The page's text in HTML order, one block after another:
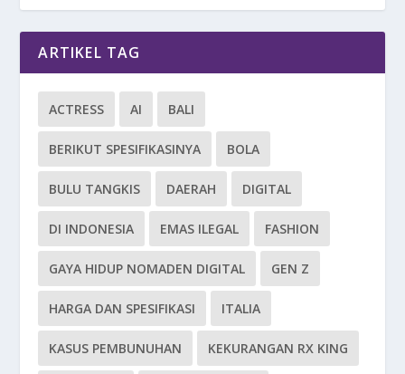
ARTIKEL TAG
ACTRESS AI BALI
BERIKUT SPESIFIKASINYA BOLA
BULU TANGKIS DAERAH DIGITAL
DI INDONESIA EMAS ILEGAL FASHION
GAYA HIDUP NOMADEN DIGITAL GEN Z
HARGA DAN SPESIFIKASI ITALIA
KASUS PEMBUNUHAN KEKURANGAN RX KING